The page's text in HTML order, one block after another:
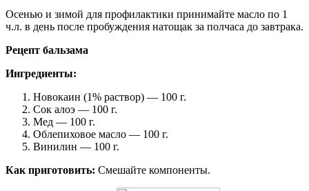
Осенью и зимой для профилактики принимайте масло по 1
ч.л. в день после пробуждения натощак за полчаса до завтрака.
Рецепт бальзама
Ингредиенты:
Новокаин (1% раствор) — 100 г.
Сок алоэ — 100 г.
Мед — 100 г.
Облепиховое масло — 100 г.
Винилин — 100 г.
Как приготовить: Смешайте компоненты.